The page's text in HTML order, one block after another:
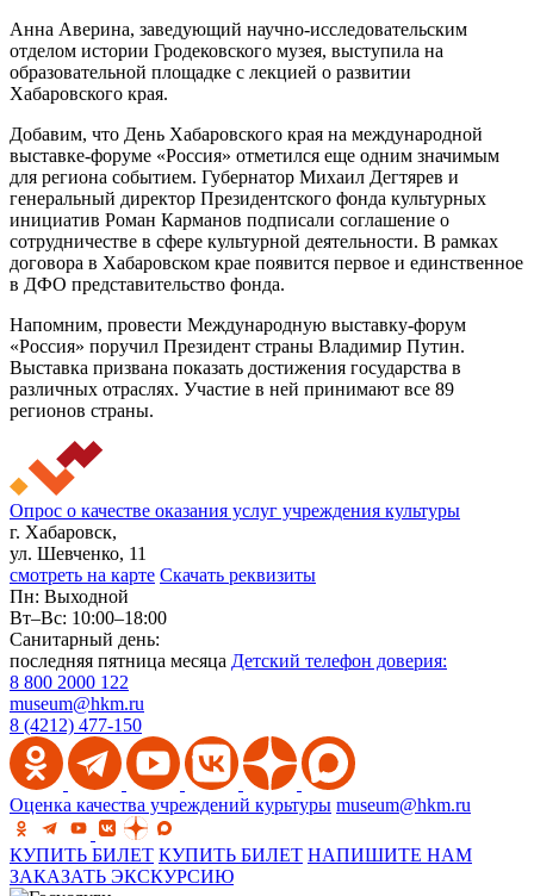
Анна Аверина, заведующий научно-исследовательским
отделом истории Гродековского музея, выступила на
образовательной площадке с лекцией о развитии
Хабаровского края.
Добавим, что День Хабаровского края на международной
выставке-форуме «Россия» отметился еще одним значимым
для региона событием. Губернатор Михаил Дегтярев и
генеральный директор Президентского фонда культурных
инициатив Роман Карманов подписали соглашение о
сотрудничестве в сфере культурной деятельности. В рамках
договора в Хабаровском крае появится первое и единственное
в ДФО представительство фонда.
Напомним, провести Международную выставку-форум
«Россия» поручил Президент страны Владимир Путин.
Выставка призвана показать достижения государства в
различных отраслях. Участие в ней принимают все 89
регионов страны.
Опрос о качестве оказания услуг учреждения культуры
г. Хабаровск,
ул. Шевченко, 11
смотреть на карте Скачать реквизиты
Пн: Выходной
Вт–Вс: 10:00–18:00
Санитарный день:
последняя пятница месяца Детский телефон доверия:
8 800 2000 122
museum@hkm.ru
8 (4212) 477-150
Оценка качества учреждений курьтуры museum@hkm.ru
КУПИТЬ БИЛЕТ КУПИТЬ БИЛЕТ НАПИШИТЕ НАМ
ЗАКАЗАТЬ ЭКСКУРСИЮ